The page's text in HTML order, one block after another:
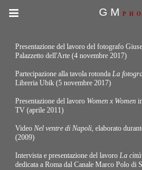
GM
Presentazione del lavoro del fotografo
Palazzetto dell'Arte (4 novembre 2017)
Partecipazione alla tavola rotonda La
Libreria Ubik (5 novembre 2017)
Presentazione del lavoro Women x Women
TV (aprile 2011)
Video Nel ventre di Napoli, elaborato
(2009)
Intervista e presentazione del lavoro La
dedicata a Roma dal Canale Marco Polo di